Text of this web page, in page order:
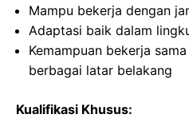
Mampu bekerja dengan
Adaptasi baik dalam
Kemampuan bekerja
berbagai latar belakang
Kualifikasi Khusus: